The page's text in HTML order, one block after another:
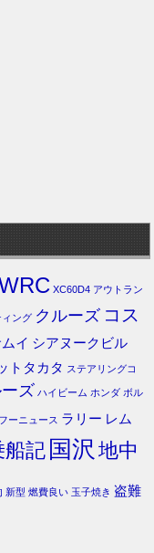
XC60D4 アウトラン
ィング クルーズ コス
イ シアヌークビル
トタカタ ステアリングコ
ズ ハイビーム ホンダ ボル
ーニュース ラリー レム
船記 国沢 地中
新型 燃費良い 玉子焼き 盗難